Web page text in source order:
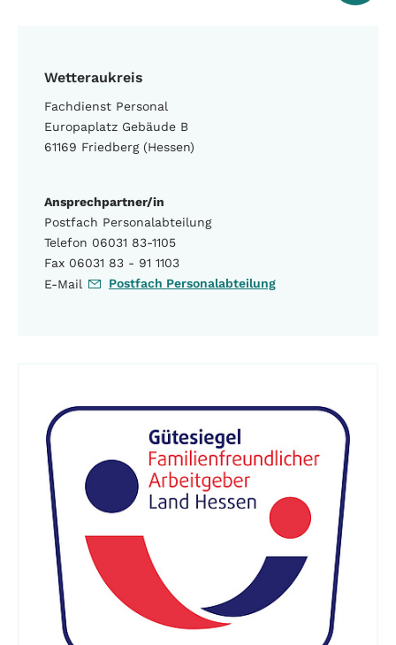
Wetteraukreis
Fachdienst Personal
Europaplatz Gebäude B
61169 Friedberg (Hessen)
Ansprechpartner/in
Postfach Personalabteilung
Telefon 06031 83-1105
Fax 06031 83 - 91 1103
E-Mail
Postfach Personalabteilung